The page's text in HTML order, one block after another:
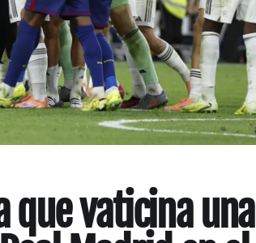
que vaticina una